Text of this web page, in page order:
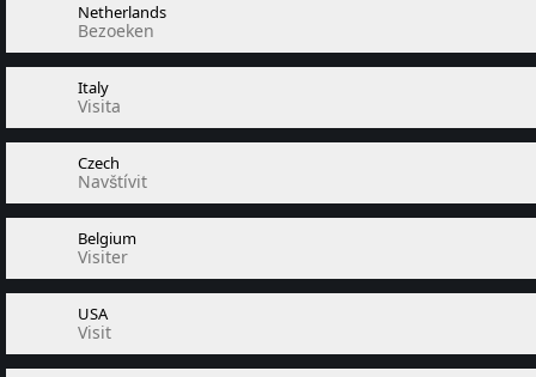
Netherlands
Bezoeken
Italy
Visita
Czech
Navštívit
Belgium
Visiter
USA
Visit